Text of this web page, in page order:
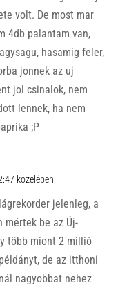
volt. De most mar
4db palantam van,
hasamig feler,
jonnek az uj
jol csinalok, nem
lennek, ha nem
;P
közelében
jelenleg, a
mértek be az Új-
több miont 2 millió
de az itthoni
nagyobbat nehez